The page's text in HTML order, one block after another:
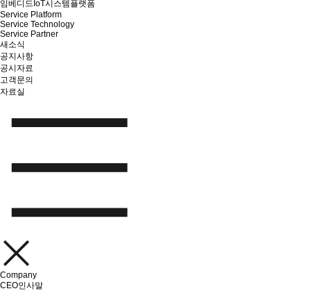
임베디드IoT시스템플랫폼
Service Platform
Service Technology
Service Partner
새소식
공지사항
공시자료
고객문의
자료실
Company
CEO인사말